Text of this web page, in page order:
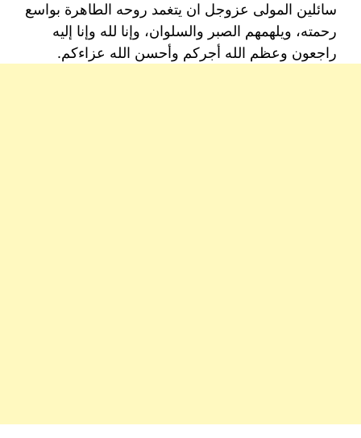
سائلين المولى عزوجل ان يتغمد روحه الطاهرة بواسع
رحمته، ويلهمهم الصبر والسلوان، وإنا لله وإنا إليه
راجعون وعظم الله أجركم وأحسن الله عزاءكم.